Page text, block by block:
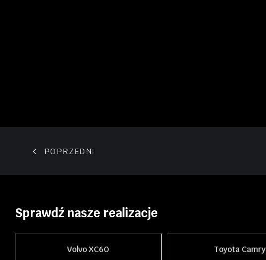
POPRZEDNI
Sprawdź nasze realizacje
Volvo XC60 Toyota Camry